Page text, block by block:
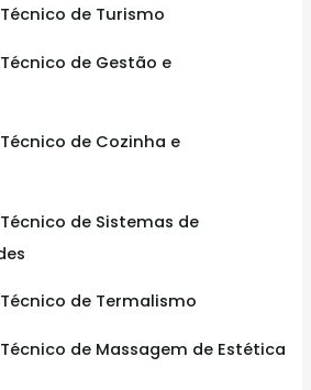
de Turismo
de Gestão e
de Cozinha e
de Sistemas de
de Termalismo
de Massagem de Estética